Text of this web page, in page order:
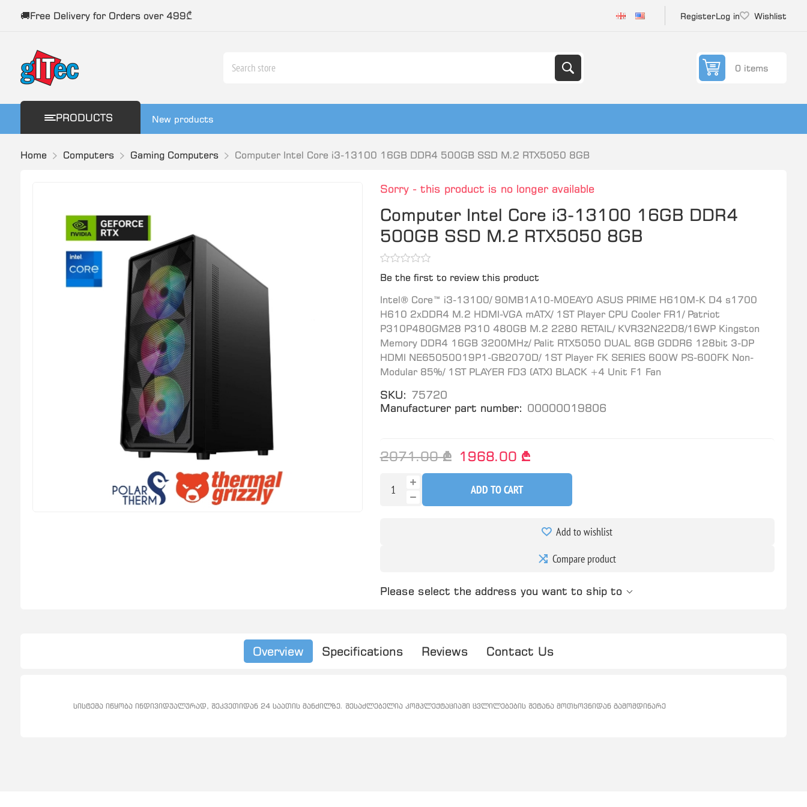
🚚Free Delivery for Orders over 499₾ RegisterLog in Wishlist
0 items
PRODUCTS New products
Home Computers Gaming Computers Computer Intel Core i3-13100 16GB DDR4 500GB SSD M.2 RTX5050 8GB
Sorry - this product is no longer available
Computer Intel Core i3-13100 16GB DDR4
500GB SSD M.2 RTX5050 8GB
Be the first to review this product
Intel® Core™ i3-13100/ 90MB1A10-M0EAY0 ASUS PRIME H610M-K D4 s1700
H610 2xDDR4 M.2 HDMI-VGA mATX/ 1ST Player CPU Cooler FR1/ Patriot
P310P480GM28 P310 480GB M.2 2280 RETAIL/ KVR32N22D8/16WP Kingston
Memory DDR4 16GB 3200MHz/ Palit RTX5050 DUAL 8GB GDDR6 128bit 3-DP
HDMI NE65050019P1-GB2070D/ 1ST Player FK SERIES 600W PS-600FK Non-
Modular 85%/ 1ST PLAYER FD3 (ATX) BLACK +4 Unit F1 Fan
SKU: 75720
Manufacturer part number: 00000019806
2071.00 ₾ 1968.00 ₾
ADD TO CART
Add to wishlist
Compare product
Please select the address you want to ship to
Overview Specifications Reviews Contact Us
სისტემა იწყობა ინდივიდუალურად, შეკვეთიდან 24 საათის მანძილზე. შესაძლებელია კომპლექტაციაში ცვლილებების შეტანა მოთხოვნიდან გამომდინარე